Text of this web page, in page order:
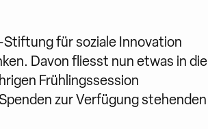
für soziale Innovation
Davon fliesst nun etwas in die
Frühlingssession
zur Verfügung stehenden